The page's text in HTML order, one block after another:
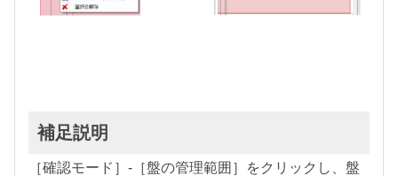
補足説明
［確認モード］-［盤の管理範囲］をクリックし、盤